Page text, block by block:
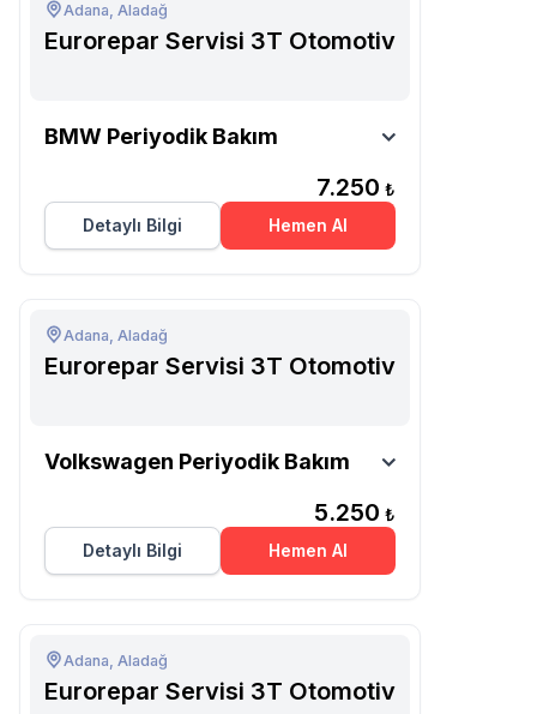
Adana, Aladağ
Eurorepar Servisi 3T Otomotiv
Otomotiv
BMW Periyodik Bakım
7.250 ₺
Detaylı Bilgi
Hemen Al
Adana, Aladağ
Eurorepar Servisi 3T Otomotiv
Otomotiv
Volkswagen Periyodik Bakım
5.250 ₺
Detaylı Bilgi
Hemen Al
Adana, Aladağ
Eurorepar Servisi 3T Otomotiv